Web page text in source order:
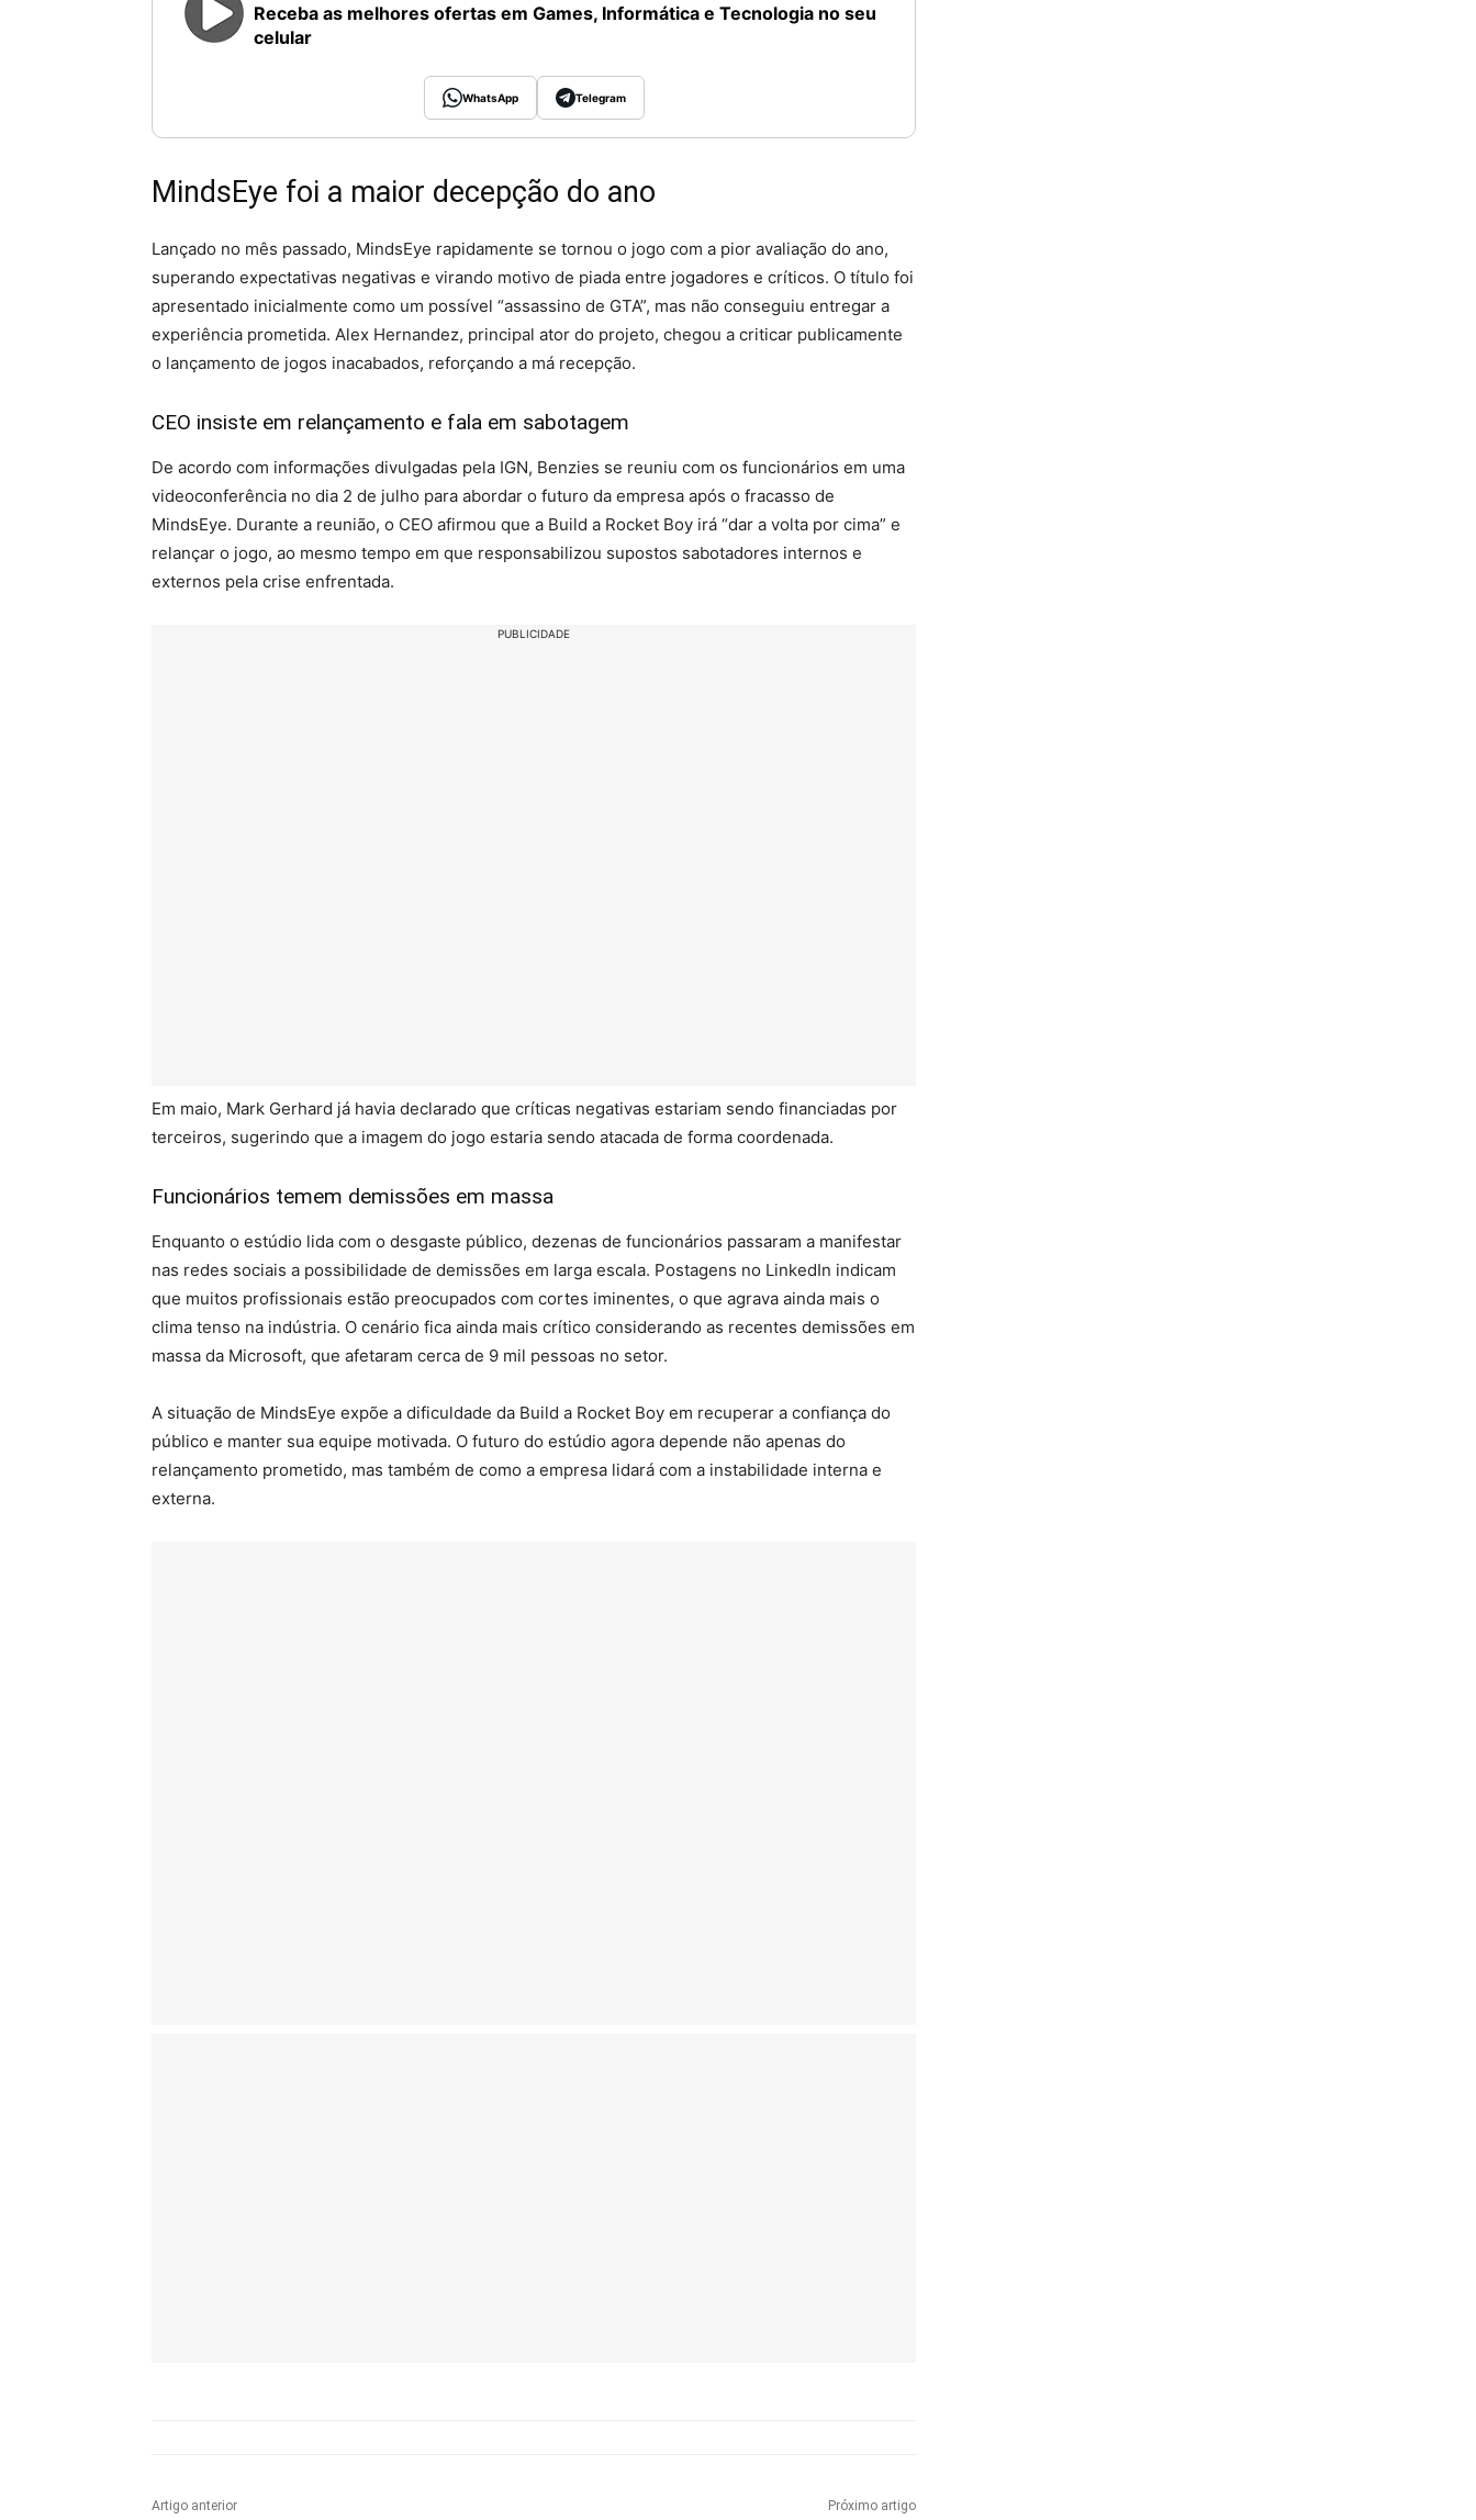
Receba as melhores ofertas em Games, Informática e Tecnologia no seu
celular
WhatsApp Telegram
MindsEye foi a maior decepção do ano
Lançado no mês passado, MindsEye rapidamente se tornou o jogo com a pior avaliação do ano,
superando expectativas negativas e virando motivo de piada entre jogadores e críticos. O título foi
apresentado inicialmente como um possível “assassino de GTA”, mas não conseguiu entregar a
experiência prometida. Alex Hernandez, principal ator do projeto, chegou a criticar publicamente
o lançamento de jogos inacabados, reforçando a má recepção.
CEO insiste em relançamento e fala em sabotagem
De acordo com informações divulgadas pela IGN, Benzies se reuniu com os funcionários em uma
videoconferência no dia 2 de julho para abordar o futuro da empresa após o fracasso de
MindsEye. Durante a reunião, o CEO afirmou que a Build a Rocket Boy irá “dar a volta por cima” e
relançar o jogo, ao mesmo tempo em que responsabilizou supostos sabotadores internos e
externos pela crise enfrentada.
PUBLICIDADE
Em maio, Mark Gerhard já havia declarado que críticas negativas estariam sendo financiadas por
terceiros, sugerindo que a imagem do jogo estaria sendo atacada de forma coordenada.
Funcionários temem demissões em massa
Enquanto o estúdio lida com o desgaste público, dezenas de funcionários passaram a manifestar
nas redes sociais a possibilidade de demissões em larga escala. Postagens no LinkedIn indicam
que muitos profissionais estão preocupados com cortes iminentes, o que agrava ainda mais o
clima tenso na indústria. O cenário fica ainda mais crítico considerando as recentes demissões em
massa da Microsoft, que afetaram cerca de 9 mil pessoas no setor.
A situação de MindsEye expõe a dificuldade da Build a Rocket Boy em recuperar a confiança do
público e manter sua equipe motivada. O futuro do estúdio agora depende não apenas do
relançamento prometido, mas também de como a empresa lidará com a instabilidade interna e
externa.
Artigo anterior Próximo artigo